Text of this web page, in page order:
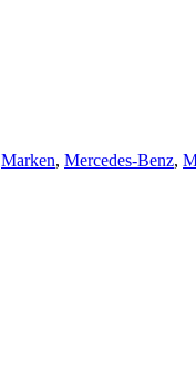
Marken, Mercedes-Benz,